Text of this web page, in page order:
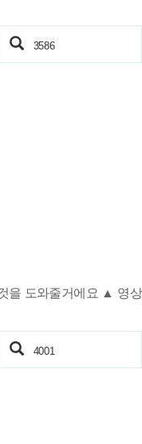
3586
을 도와줄거에요 ▲ 영상
4001